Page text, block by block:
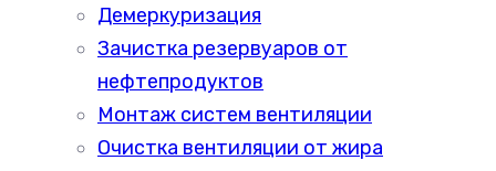
Демеркуризация
Зачистка резервуаров от
нефтепродуктов
Монтаж систем вентиляции
Очистка вентиляции от жира